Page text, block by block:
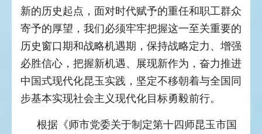
新的历史起点，面对时代赋予的重任和职工群众
寄予的厚望，我们必须牢牢把握这一至关重要的
历史窗口期和战略机遇期，保持战略定力、增强
必胜信心，把握新机遇、展现新作为，奋力推进
中国式现代化昆玉实践，坚定不移朝着与全国同
步基本实现社会主义现代化目标勇毅前行。
根据《师市党委关于制定第十四师昆玉市国